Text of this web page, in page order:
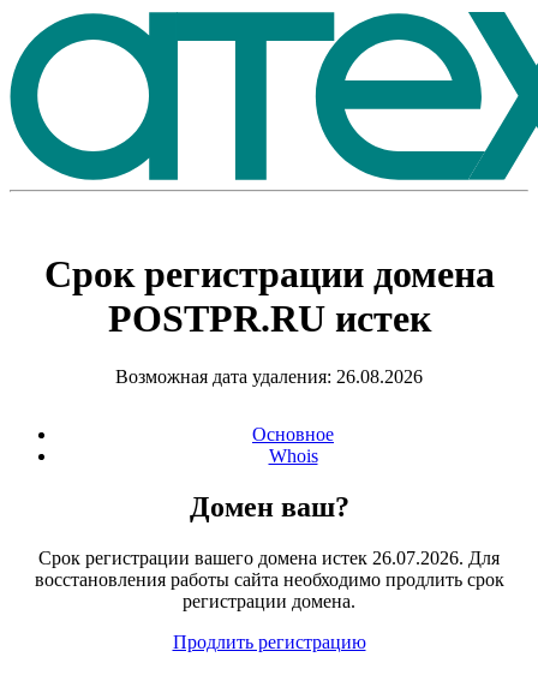
Срок регистрации домена
POSTPR.RUистек
Возможная дата удаления: 26.08.2026
Основное
Whois
Домен ваш?
Срок регистрации вашего домена истек 26.07.2026. Для
восстановления работы сайта необходимо продлить срок
регистрации домена.
Продлить регистрацию